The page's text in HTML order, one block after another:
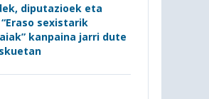
diputazioek eta
“Eraso sexistarik
kanpaina jarri dute